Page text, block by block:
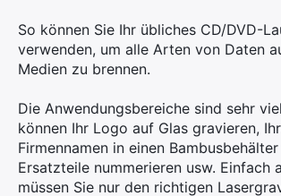
So können Sie Ihr übliches CD/DVD-
verwenden, um alle Arten von Daten
Medien zu brennen.
Die Anwendungsbereiche sind sehr
können Ihr Logo auf Glas gravieren,
Firmennamen in einen
Ersatzteile nummerieren usw. Einfach
müssen Sie nur den richtigen